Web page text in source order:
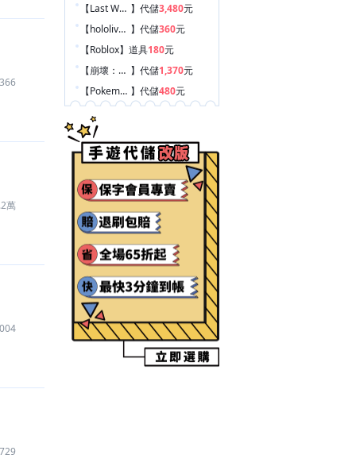
萬
【Last War:Survival Game 】 代儲3,480元
【hololive Dreams 】 代儲360元
【Roblox】 道具180元
【崩壞：星穹鐵道 】 代儲1,370元
【Pokemon GO 】 代儲480元
【鳴潮】代儲 1,109元
元
【超自然行動組 】代儲600 元
【怪獸 8號 THE GAME 】帳號900
【Roblox】道具200
【Roblox】道具375元
【Discord Nitro 】代儲450元
【Garena 傳說對決】代練196元
【Fate/Grand Order】代儲1,520元
【絕區零】代儲3,810元
【Garena 傳說對決】禮包75元